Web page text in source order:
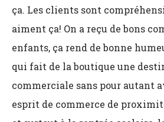
ça. Les clients sont
aiment ça! On a reçu de bons
enfants, ça rend de bonne
qui fait de la boutique une
commerciale sans pour autant
esprit de commerce de